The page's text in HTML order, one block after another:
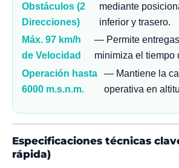
Obstáculos (2
Direcciones)
mediante
inferior y trasero.
Máx. 97 km/h
de Velocidad
— Permite
minimiza el tiempo
Operación hasta
6000 m.s.n.m.
— Mantiene la
operativa en
Especificaciones técnicas
rápida)